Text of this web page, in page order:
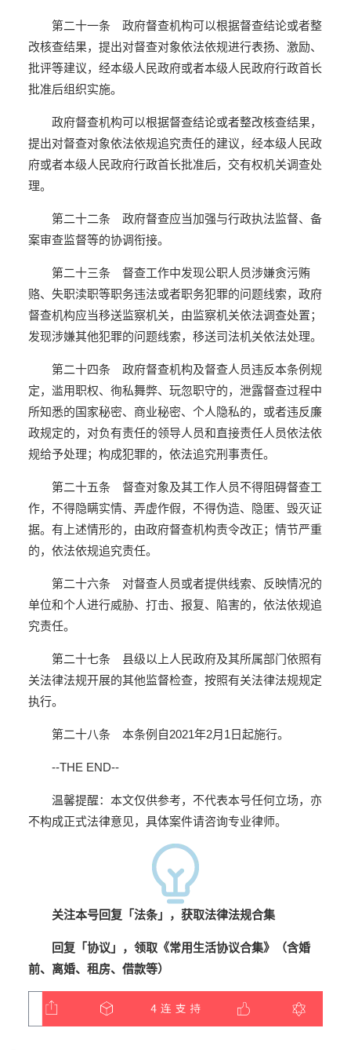
第二十一条 政府督查机构可以根据督查结论或者整
改核查结果，提出对督查对象依法依规进行表扬、激励、
批评等建议，经本级人民政府或者本级人民政府行政首长
批准后组织实施。
政府督查机构可以根据督查结论或者整改核查结果，
提出对督查对象依法依规追究责任的建议，经本级人民政
府或者本级人民政府行政首长批准后，交有权机关调查处
理。
第二十二条 政府督查应当加强与行政执法监督、备
案审查监督等的协调衔接。
第二十三条 督查工作中发现公职人员涉嫌贪污贿
赂、失职渎职等职务违法或者职务犯罪的问题线索，政府
督查机构应当移送监察机关，由监察机关依法调查处置；
发现涉嫌其他犯罪的问题线索，移送司法机关依法处理。
第二十四条 政府督查机构及督查人员违反本条例规
定，滥用职权、徇私舞弊、玩忽职守的，泄露督查过程中
所知悉的国家秘密、商业秘密、个人隐私的，或者违反廉
政规定的，对负有责任的领导人员和直接责任人员依法依
规给予处理；构成犯罪的，依法追究刑事责任。
第二十五条 督查对象及其工作人员不得阻碍督查工
作，不得隐瞒实情、弄虚作假，不得伪造、隐匿、毁灭证
据。有上述情形的，由政府督查机构责令改正；情节严重
的，依法依规追究责任。
第二十六条 对督查人员或者提供线索、反映情况的
单位和个人进行威胁、打击、报复、陷害的，依法依规追
究责任。
第二十七条 县级以上人民政府及其所属部门依照有
关法律法规开展的其他监督检查，按照有关法律法规规定
执行。
第二十八条 本条例自2021年2月1日起施行。
--THE END--
温馨提醒： 本文仅供参考，不代表本号任何立场，亦
不构成正式法律意见，具体案件请咨询专业律师。
关注本号回复「法条」，获取法律法规合集
回复「协议」，领取《常用生活协议合集》（含婚
前、离婚、租房、借款等）